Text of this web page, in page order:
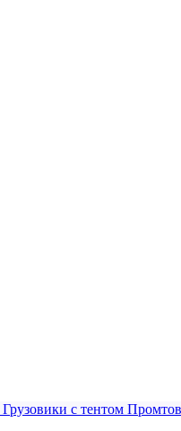
Грузовики с тентом